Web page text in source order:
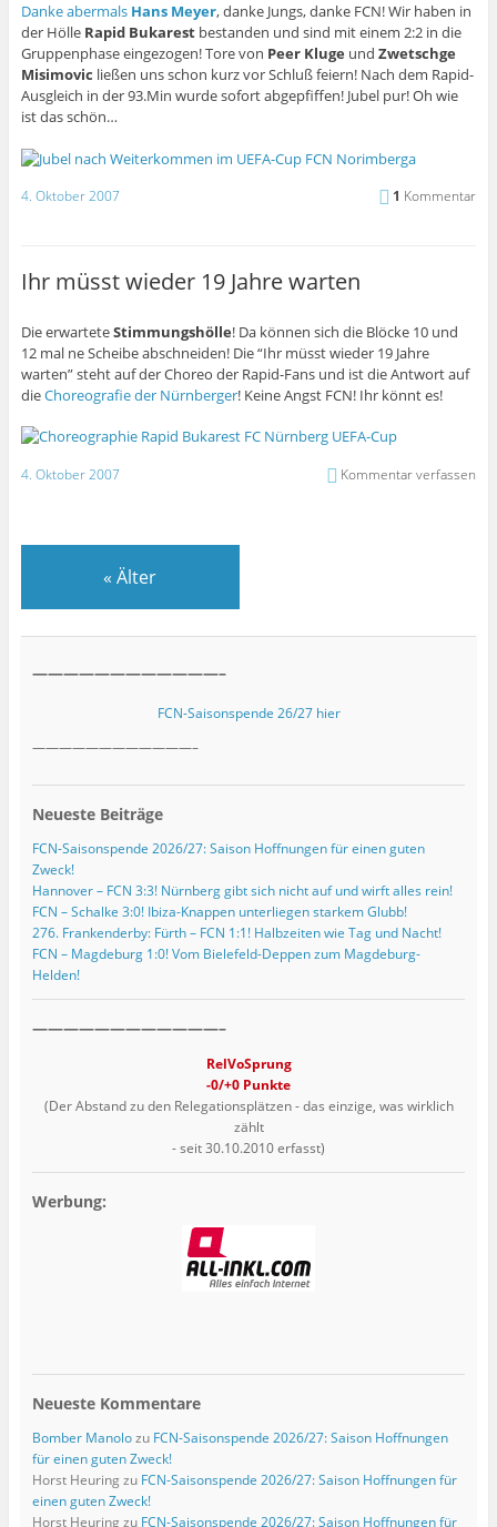
Danke abermals Hans Meyer, danke Jungs, danke FCN! Wir haben in
der Hölle Rapid Bukarestbestanden und sind mit einem 2:2 in die
Gruppenphase eingezogen! Tore von Peer Kluge und Zwetschge
Misimovic ließen uns schon kurz vor Schluß feiern! Nach dem Rapid-
Ausgleich in der 93.Min wurde sofort abgepfiffen! Jubel pur! Oh wie
ist das schön…
4. Oktober 2007 1 Kommentar
Ihr müsst wieder 19 Jahre warten
Die erwarteteStimmungshölle! Da können sich die Blöcke 10 und
12 mal ne Scheibe abschneiden! Die “Ihr müsst wieder 19 Jahre
warten” steht auf der Choreo der Rapid-Fans und ist die Antwort auf
dieChoreografie der Nürnberger! Keine Angst FCN! Ihr könnt es!
4. Oktober 2007 Kommentar verfassen
« Älter
————————————–
FCN-Saisonspende 26/27 hier
————————————–
Neueste Beiträge
FCN-Saisonspende 2026/27: Saison Hoffnungen für einen guten
Zweck!
Hannover – FCN 3:3! Nürnberg gibt sich nicht auf und wirft alles rein!
FCN – Schalke 3:0! Ibiza-Knappen unterliegen starkem Glubb!
276. Frankenderby: Fürth – FCN 1:1! Halbzeiten wie Tag und Nacht!
FCN – Magdeburg 1:0! Vom Bielefeld-Deppen zum Magdeburg-
Helden!
————————————–
RelVoSprung
-0/+0 Punkte
(Der Abstand zu den Relegationsplätzen - das einzige, was wirklich
zählt
- seit 30.10.2010 erfasst)
Werbung:
Neueste Kommentare
Bomber Manolozu FCN-Saisonspende 2026/27: Saison Hoffnungen
für einen guten Zweck!
Horst Heuring zu FCN-Saisonspende 2026/27: Saison Hoffnungen für
einen guten Zweck!
Horst Heuring zu FCN-Saisonspende 2026/27: Saison Hoffnungen für